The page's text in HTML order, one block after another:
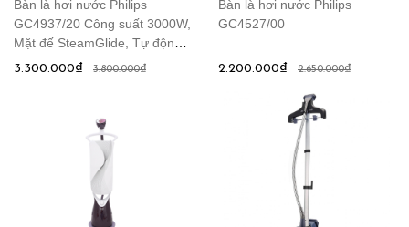
Bàn là hơi nước Philips
GC4937/20 Công suất 3000W,
Mặt đế SteamGlide, Tự động
tắt, Màu xanh
3.300.000₫ 3.800.000₫
Bàn là hơi nước Philips
GC4527/00
2.200.000₫ 2.650.000₫